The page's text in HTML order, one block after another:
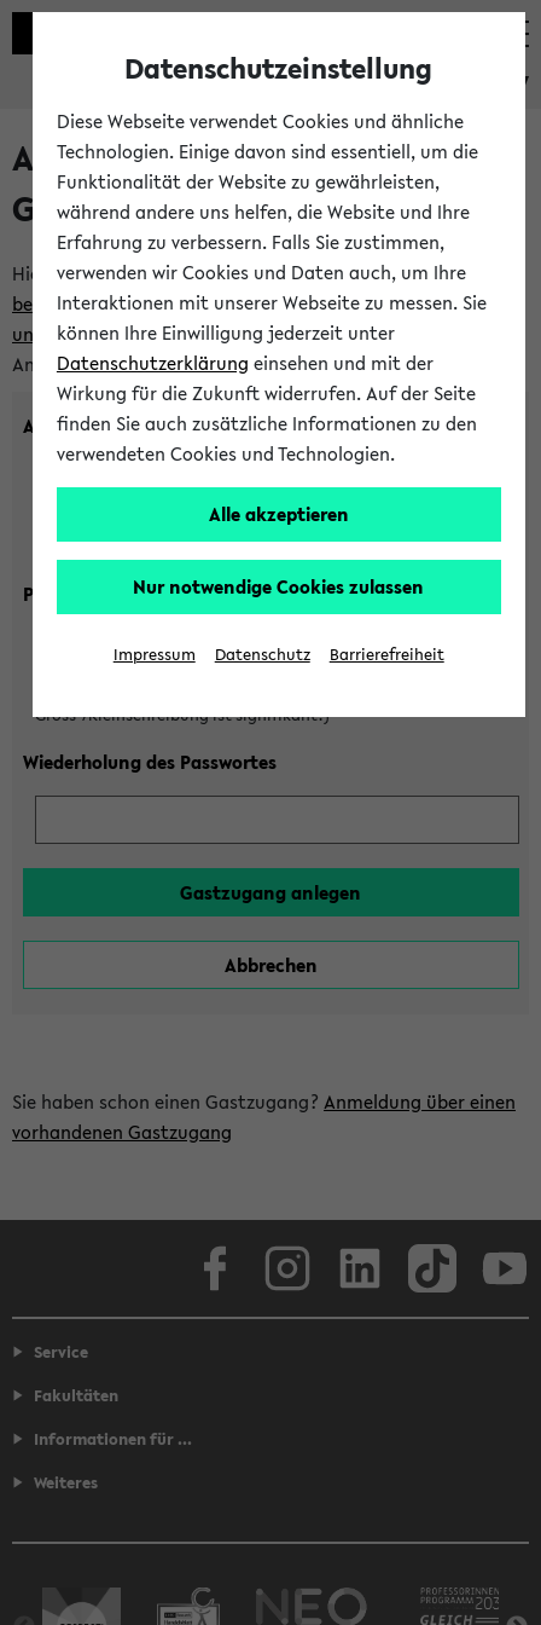
eKVV
Anlegen eines neuen
Gastzugangs
Hier können Sie einen neuen Gastzugang anlegen.Bitte
beachten Sie die Einschränkungen, denen Gastzugänge
unterworfen sind. Tragen Sie den gewünschten
Anmeldenamen und Ihr Passwort ein:
Anmeldename
(3 bis 20 Zeichen, nur Buchstaben A-Z und Ziffern 0-9,
Gross-/Kleinschreibung ist signifikant!)
Passwort
Gross-/Kleinschreibung ist signifikant!)
Wiederholung des Passwortes
Sie haben schon einen Gastzugang? Anmeldung über einen
vorhandenen Gastzugang
Service
Fakultäten
Informationen für ...
Weiteres
Datenschutzeinstellung
Diese Webseite verwendet Cookies und ähnliche
Technologien. Einige davon sind essentiell, um die
Funktionalität der Website zu gewährleisten,
während andere uns helfen, die Website und Ihre
Erfahrung zu verbessern. Falls Sie zustimmen,
verwenden wir Cookies und Daten auch, um Ihre
Interaktionen mit unserer Webseite zu messen. Sie
können Ihre Einwilligung jederzeit unter
Datenschutzerklärung einsehen und mit der
Wirkung für die Zukunft widerrufen. Auf der Seite
finden Sie auch zusätzliche Informationen zu den
verwendeten Cookies und Technologien.
Alle akzeptieren
Nur notwendige Cookies zulassen
Impressum Datenschutz Barrierefreiheit